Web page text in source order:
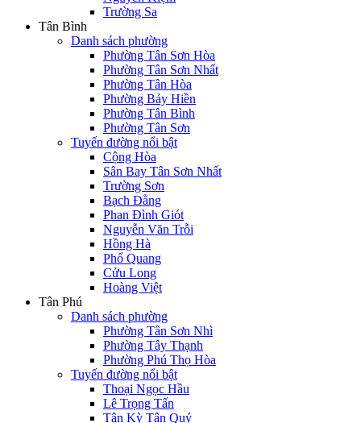
Trường Sa
Tân Bình
Danh sách phường
Phường Tân Sơn Hòa
Phường Tân Sơn Nhất
Phường Tân Hòa
Phường Bảy Hiền
Phường Tân Bình
Phường Tân Sơn
Tuyến đường nổi bật
Cộng Hòa
Sân Bay Tân Sơn Nhất
Trường Sơn
Bạch Đằng
Phan Đình Giót
Nguyễn Văn Trỗi
Hồng Hà
Phổ Quang
Cửu Long
Hoàng Việt
Tân Phú
Danh sách phường
Phường Tân Sơn Nhì
Phường Tây Thạnh
Phường Phú Thọ Hòa
Tuyến đường nổi bật
Thoại Ngọc Hầu
Lê Trọng Tấn
Tân Kỳ Tân Quý